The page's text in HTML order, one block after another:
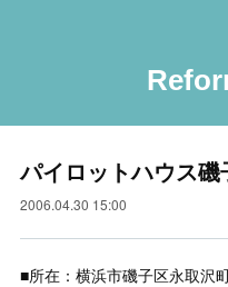
パイロットハウス
2006.04.30 15:00
■所在：横浜市磯子区永取沢